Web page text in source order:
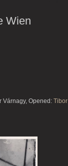
Wien
Várnagy, Opened : Tibor